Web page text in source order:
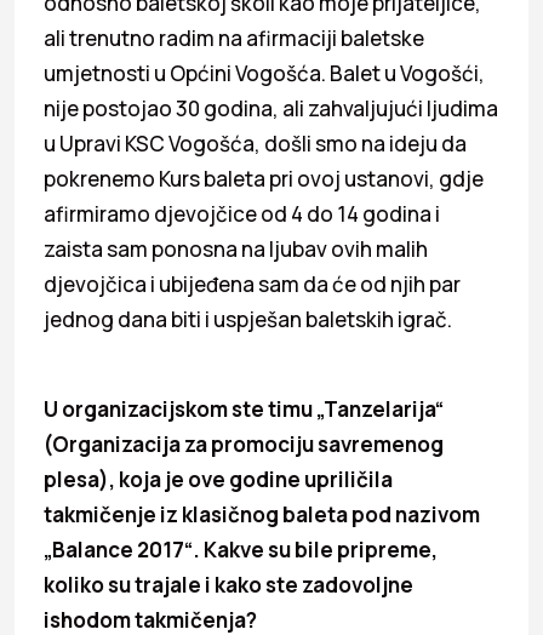
ali trenutno radim na afirmaciji baletske
umjetnosti u Općini Vogošća. Balet u Vogošći,
nije postojao 30 godina, ali zahvaljujući ljudima
u Upravi KSC Vogošća, došli smo na ideju da
pokrenemo Kurs baleta pri ovoj ustanovi, gdje
afirmiramo djevojčice od 4 do 14 godina i
zaista sam ponosna na ljubav ovih malih
djevojčica i ubijeđena sam da će od njih par
jednog dana biti i uspješan baletskih igrač.
U organizacijskom ste timu „Tanzelarija“
(Organizacija za promociju savremenog
plesa), koja je ove godine upriličila
takmičenje iz klasičnog baleta pod nazivom
„Balance 2017“. Kakve su bile pripreme,
koliko su trajale i kako ste zadovoljne
ishodom takmičenja?